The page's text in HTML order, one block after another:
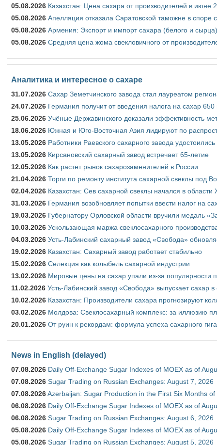
05.08.2026 Казахстан: Цена сахара от производителей в июне
05.08.2026 Апелляция отказала Саратовской таможне в
05.08.2026 Армения: Экспорт и импорт сахара (белого и
05.08.2026 Средняя цена жома свекловичного от
Аналитика и интересное о сахаре
31.07.2026 Сахар Земетчинского завода стал лауреатом
24.07.2026 Германия получит от введения налога на сахар
25.06.2026 Учёные Державинского доказали эффективность
18.06.2026 Южная и Юго-Восточная Азия лидируют по
13.05.2026 Работники Раевского сахарного завода удостоились
13.05.2026 Кирсановский сахарный завод встречает 65-летие
12.05.2026 Как растет рынок сахарозаменителей в России
21.04.2026 Торги по ремонту института сахарной свеклы под
02.04.2026 Казахстан: Сев сахарной свеклы начался в области
31.03.2026 Германия возобновляет попытки ввести налог на
19.03.2026 Губернатору Орловской области вручили медаль
10.03.2026 Ускользающая маржа свеклосахарного
04.03.2026 Усть-Лабинский сахарный завод «Свобода»
19.02.2026 Казахстан: Сахарный завод работает стабильно
15.02.2026 Селекция как колыбель сахарной индустрии
13.02.2026 Мировые цены на сахар упали из-за популярности
11.02.2026 Усть-Лабинский завод «Свобода» выпускает сахар в
10.02.2026 Казахстан: Производители сахара прогнозируют
03.02.2026 Молдова: Свеклосахарный комплекс: за иллюзию
20.01.2026 От руин к рекордам: формула успеха сахарного
News in English (delayed)
07.08.2026 Daily Off-Exchange Sugar Indexes of MOEX as of
07.08.2026 Sugar Trading on Russian Exchanges: August 7, 2026
07.08.2026Azerbaijan: Sugar Production in the First Six Months of
06.08.2026 Daily Off-Exchange Sugar Indexes of MOEX as of
06.08.2026 Sugar Trading on Russian Exchanges: August 6, 2026
05.08.2026 Daily Off-Exchange Sugar Indexes of MOEX as of
05.08.2026 Sugar Trading on Russian Exchanges: August 5, 2026